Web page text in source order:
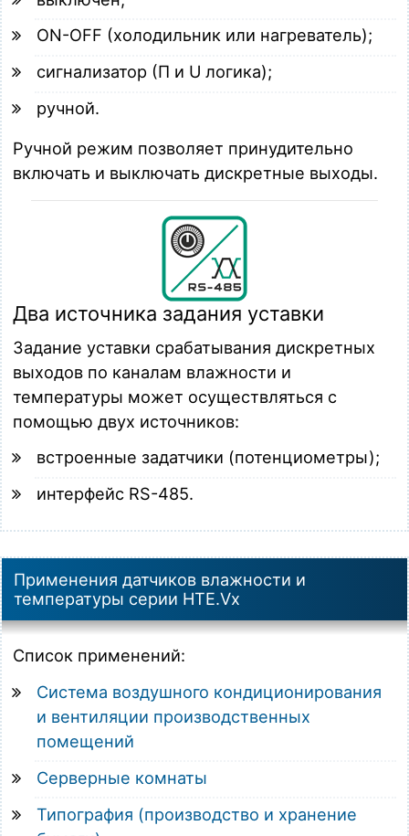
ON-OFF (холодильник или нагреватель);
сигнализатор (П и U логика);
ручной.
Ручной режим позволяет принудительно
включать и выключать дискретные выходы.
Два источника задания уставки
Задание уставки срабатывания дискретных
выходов по каналам влажности и
температуры может осуществляться с
помощью двух источников:
встроенные задатчики (потенциометры);
интерфейс RS-485.
Применения датчиков влажности и
температуры серии HTE.Vx
Список применений:
Система воздушного кондиционирования
и вентиляции производственных
помещений
Серверные комнаты
Типография (производство и хранение